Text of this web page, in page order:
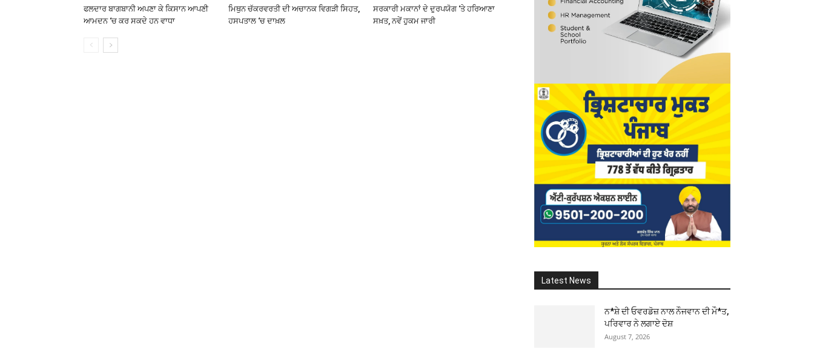
ਫਲਦਾਰ ਬਾਗਬਾਨੀ ਅਪਣਾ ਕੇ ਕਿਸਾਨ ਆਪਣੀ
ਆਮਦਨ ‘ਚ ਕਰ ਸਕਦੇ ਹਨ ਵਾਧਾ
ਮਿਥੁਨ ਚੱਕਰਵਰਤੀ ਦੀ ਅਚਾਨਕ ਵਿਗੜੀ ਸਿਹਤ,
ਹਸਪਤਾਲ ‘ਚ ਦਾਖ਼ਲ
ਸਰਕਾਰੀ ਮਕਾਨਾਂ ਦੇ ਦੁਰਪਯੋਗ ‘ਤੇ ਹਰਿਆਣਾ
ਸਖ਼ਤ, ਨਵੇਂ ਹੁਕਮ ਜਾਰੀ
Latest News
ਨ*ਸ਼ੇ ਦੀ ਓਵਰਡੋਜ਼ ਨਾਲ ਨੌਜਵਾਨ ਦੀ ਮੌ*ਤ,
ਪਰਿਵਾਰ ਨੇ ਲਗਾਏ ਦੋਸ਼
August 7, 2026